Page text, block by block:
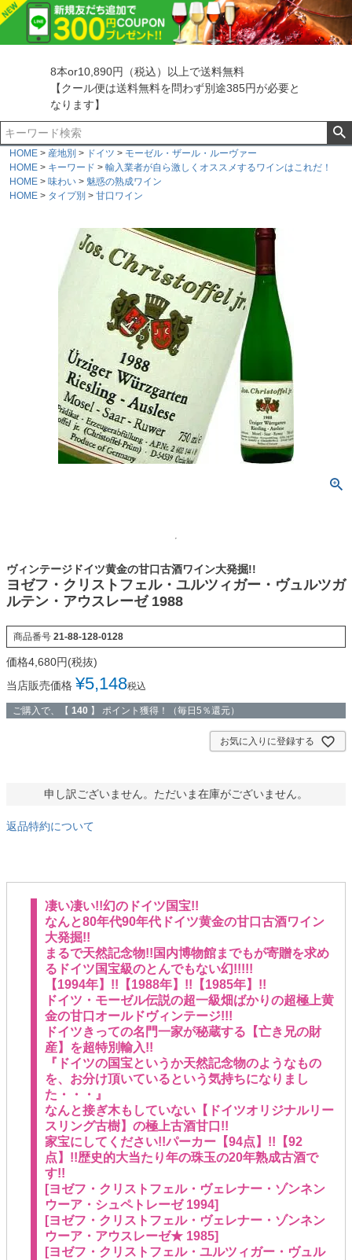
8本or10,890円（税込）以上で送料無料
【クール便は送料無料を問わず別途385円が必要と
なります】
HOME 産地別 ドイツ
モーゼル・ザール・ルーヴァー
HOME
キーワード
輸入業者が自ら激しくオススメするワインはこれだ！
HOME
味わい
魅惑の熟成ワイン
HOME
タイプ別 甘口ワイン
ヴィンテージドイツ黄金の甘口古酒ワイン大発掘!!
ヨゼフ・クリストフェル・ユルツィガー・ヴュルツガ
ルテン・アウスレーゼ 1988
商品番号 21-88-128-0128
当店販売価格 ¥5,148税込
ご購入で、【 140 】 ポイント獲得！（毎日5％還元）
お気に入りに登録する
申し訳ございません。ただいま在庫がございません。
返品特約について
凄い凄い!!幻のドイツ国宝!!
なんと80年代90年代ドイツ黄金の甘口古酒ワイン
大発掘!!
まるで天然記念物!!国内博物館までもが寄贈を求め
るドイツ国宝級のとんでもない幻!!!!!
【1994年】!!【1988年】!!【1985年】!!
ドイツ・モーゼル伝説の超一級畑ばかりの超極上黄
金の甘口オールドヴィンテージ!!!
ドイツきっての名門一家が秘蔵する【亡き兄の財
産】を超特別輸入!!
『ドイツの国宝というか天然記念物のようなもの
を、お分け頂いているという気持ちになりまし
た・・・』
なんと接ぎ木もしていない【ドイツオリジナルリー
スリング古樹】の極上古酒甘口!!
家宝にしてください!!パーカー【94点】!!【92
点】!!歴史的大当たり年の珠玉の20年熟成古酒で
す!!
[ヨゼフ・クリストフェル・ヴェレナー・ゾンネン
ウーア・シュペトレーゼ 1994]
[ヨゼフ・クリストフェル・ヴェレナー・ゾンネン
ウーア・アウスレーゼ★ 1985]
[ヨゼフ・クリストフェル・ユルツィガー・ヴュル